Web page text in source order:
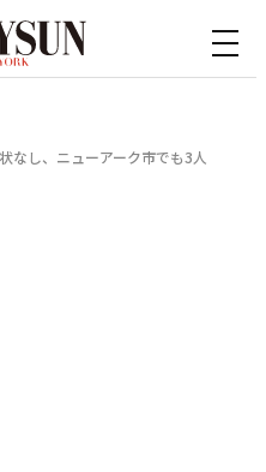
なし、ニューアーク市でも3人